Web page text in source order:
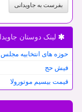
بفرست به جاویدانی
لینک دوستان
حوزه های انتخابیه مجلس
فیش حج
قیمت بیسیم موتورولا